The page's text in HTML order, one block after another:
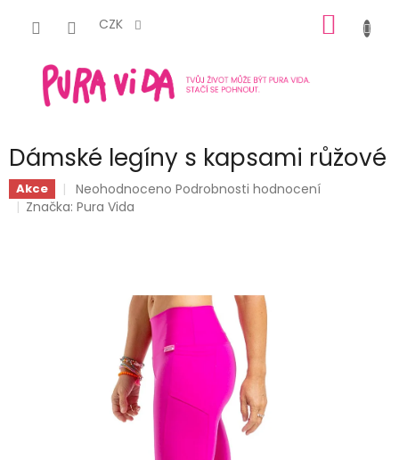
CZK
KOŠÍK
Dámské legíny s kapsami růžové
Akce
Průměrné
hodnocení
hvězdiček.
Neohodnoceno Podrobnosti hodnocení
Značka:Pura Vida